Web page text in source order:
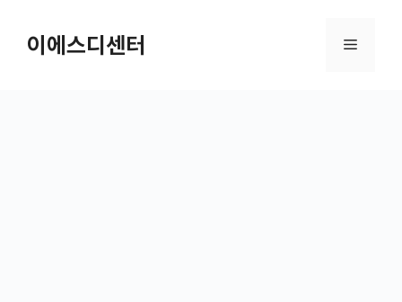
건너뛰기이에스디센터 메뉴